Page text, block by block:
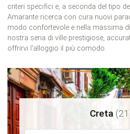
criteri specifici e, a seconda del tipo
Amarante ricerca con cura nuovi
modo confortevole e nella massima
nostra seria di ville prestigiose,
offrirvi l'alloggio il più comodo.
Creta